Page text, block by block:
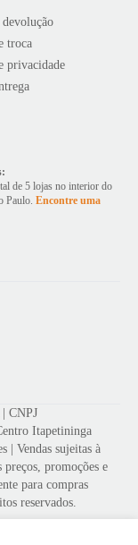
troca
privacidade
de 5 lojas no interior do
Paulo. Encontre uma
CNPJ
Itapetininga
| Vendas sujeitas à
preços, promoções e
para compras
reservados.